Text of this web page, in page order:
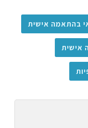
בהתאמה אישית
אישית